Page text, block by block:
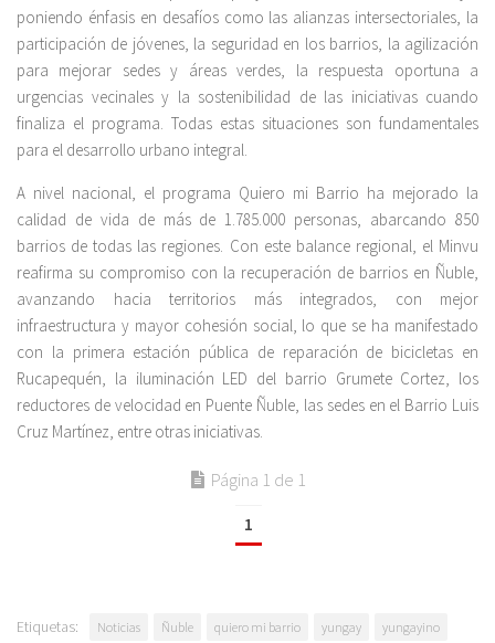
poniendo énfasis en desafíos como las alianzas intersectoriales, la
participación de jóvenes, la seguridad en los barrios, la agilización
para mejorar sedes y áreas verdes, la respuesta oportuna a
urgencias vecinales y la sostenibilidad de las iniciativas cuando
finaliza el programa. Todas estas situaciones son fundamentales
para el desarrollo urbano integral.
A nivel nacional, el programa Quiero mi Barrio ha mejorado la
calidad de vida de más de 1.785.000 personas, abarcando 850
barrios de todas las regiones. Con este balance regional, el Minvu
reafirma su compromiso con la recuperación de barrios en Ñuble,
avanzando hacia territorios más integrados, con mejor
infraestructura y mayor cohesión social, lo que se ha manifestado
con la primera estación pública de reparación de bicicletas en
Rucapequén, la iluminación LED del barrio Grumete Cortez, los
reductores de velocidad en Puente Ñuble, las sedes en el Barrio Luis
Cruz Martínez, entre otras iniciativas.
Página 1 de 1
1
Etiquetas: Noticias Ñuble quiero mi barrio yungay
yungayino